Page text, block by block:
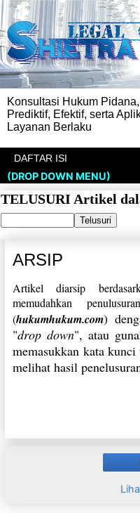
Konsultasi Hukum
Prediktif, Efektif, serta
Layanan Berlaku
(DROP DOWN MENU)
TELUSURI Artikel
ARSIP
Artikel diarsip
memudahkan
(hukumhukum.com)
"drop down", atau
memasukkan kata
melihat hasil